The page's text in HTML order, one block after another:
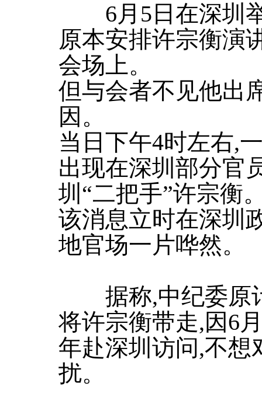
6月5日在深圳举
原本安排许宗衡演
会场上。
但与会者不见他出
因。
当日下午4时左右,
出现在深圳部分官
圳“二把手”许宗衡
该消息立时在深圳
地官场一片哗然。
据称,中纪委原
将许宗衡带走,因6
年赴深圳访问,不想
扰。